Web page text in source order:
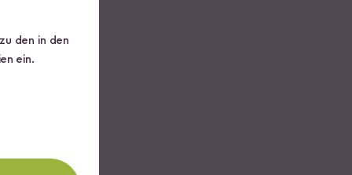
den in den
ein.